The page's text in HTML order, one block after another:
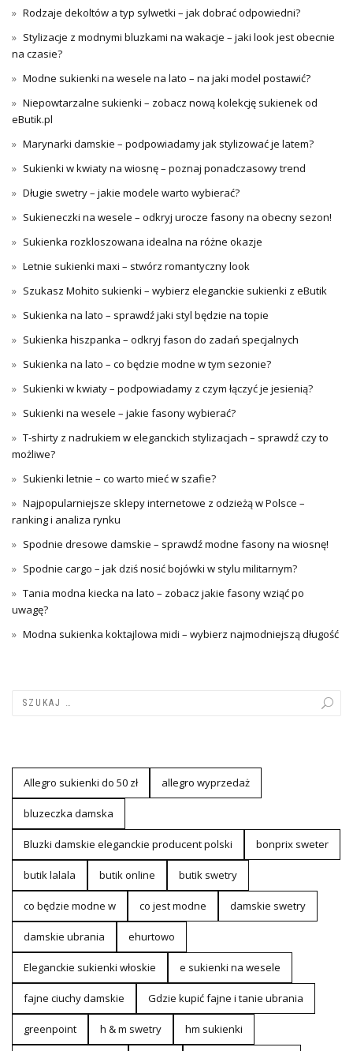
Rodzaje dekoltów a typ sylwetki – jak dobrać odpowiedni?
Stylizacje z modnymi bluzkami na wakacje – jaki look jest obecnie
na czasie?
Modne sukienki na wesele na lato – na jaki model postawić?
Niepowtarzalne sukienki – zobacz nową kolekcję sukienek od
eButik.pl
Marynarki damskie – podpowiadamy jak stylizować je latem?
Sukienki w kwiaty na wiosnę – poznaj ponadczasowy trend
Długie swetry – jakie modele warto wybierać?
Sukieneczki na wesele – odkryj urocze fasony na obecny sezon!
Sukienka rozkloszowana idealna na różne okazje
Letnie sukienki maxi – stwórz romantyczny look
Szukasz Mohito sukienki – wybierz eleganckie sukienki z eButik
Sukienka na lato – sprawdź jaki styl będzie na topie
Sukienka hiszpanka – odkryj fason do zadań specjalnych
Sukienka na lato – co będzie modne w tym sezonie?
Sukienki w kwiaty – podpowiadamy z czym łączyć je jesienią?
Sukienki na wesele – jakie fasony wybierać?
T-shirty z nadrukiem w eleganckich stylizacjach – sprawdź czy to
możliwe?
Sukienki letnie – co warto mieć w szafie?
Najpopularniejsze sklepy internetowe z odzieżą w Polsce –
ranking i analiza rynku
Spodnie dresowe damskie – sprawdź modne fasony na wiosnę!
Spodnie cargo – jak dziś nosić bojówki w stylu militarnym?
Tania modna kiecka na lato – zobacz jakie fasony wziąć po
uwagę?
Modna sukienka koktajlowa midi – wybierz najmodniejszą długość
Allegro sukienki do 50 zł allegro wyprzedaż
bluzeczka damska
Bluzki damskie eleganckie producent polski bonprix sweter
butik lalala butik online butik swetry
co będzie modne w co jest modne damskie swetry
damskie ubrania ehurtowo
Eleganckie sukienki włoskie e sukienki na wesele
fajne ciuchy damskie Gdzie kupić fajne i tanie ubrania
greenpoint h & m swetry hm sukienki